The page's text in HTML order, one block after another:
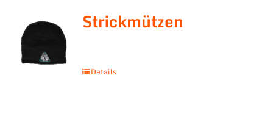
Strickmützen
Details